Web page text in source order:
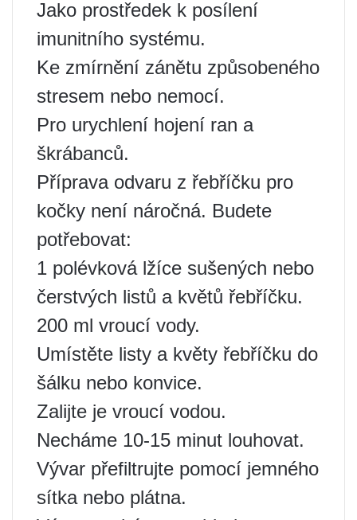
Jako prostředek k posílení
imunitního systému.
Ke zmírnění zánětu způsobeného
stresem nebo nemocí.
Pro urychlení hojení ran a
škrábanců.
Příprava odvaru z řebříčku pro
kočky není náročná. Budete
potřebovat:
1 polévková lžíce sušených nebo
čerstvých listů a květů řebříčku.
200 ml vroucí vody.
Umístěte listy a květy řebříčku do
šálku nebo konvice.
Zalijte je vroucí vodou.
Necháme 10-15 minut louhovat.
Vývar přefiltrujte pomocí jemného
sítka nebo plátna.